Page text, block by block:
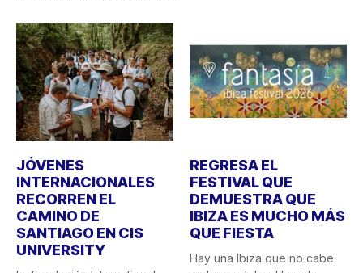
JÓVENES
INTERNACIONALES
RECORREN EL
CAMINO DE
SANTIAGO EN CIS
UNIVERSITY
REGRESA EL
FESTIVAL QUE
DEMUESTRA QUE
IBIZA ES MUCHO MÁS
QUE FIESTA
Hay una Ibiza que no cabe